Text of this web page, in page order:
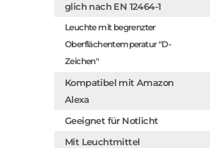
glich nach EN 12464-1
Leuchte mit begrenzter
Oberflächentemperatur "D-
Zeichen"
Kompatibel mit Amazon
Alexa
Geeignet für Notlicht
Mit Leuchtmittel